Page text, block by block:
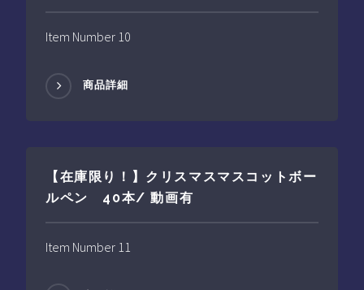
Item Number 10
商品詳細
【在庫限り！】クリスマスマスコットボー
ルペン 40本/ 動画有
Item Number 11